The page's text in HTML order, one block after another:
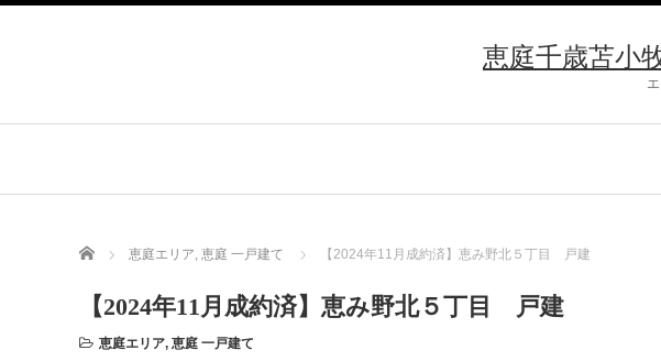
恵庭千歳苫小
Home 恵庭エリア, 恵庭 一戸建て 【2024年11月成約済】恵み野北５丁目 戸建
【2024年11月成約済】恵み野北５丁目 戸建
恵庭エリア, 恵庭 一戸建て